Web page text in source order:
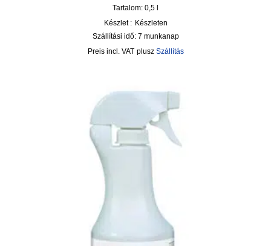
Tartalom: 0,5 l
Készlet : Készleten
Szállítási idő: 7 munkanap
incl. VAT plusz Szállítás